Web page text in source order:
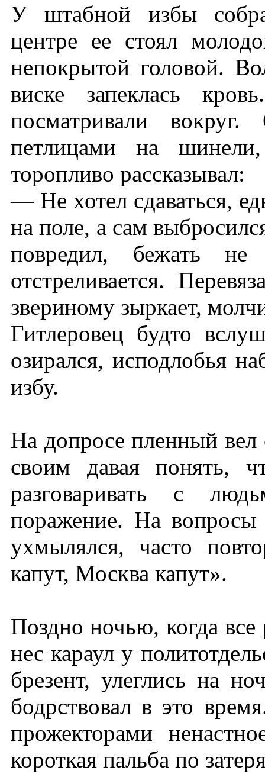
У штабной избы
центре ее стоял
непокрытой головой.
виске запеклась
посматривали
петлицами на
торопливо рассказывал:
— Не хотел сдаваться,
на поле, а сам
повредил, бежать
отстреливается.
звериному зыркает,
Гитлеровец будто
озирался, исподлобья
избу.
На допросе пленный
своим давая понять,
разговаривать с
поражение. На вопросы
ухмылялся, часто
капут, Москва капут».
Поздно ночью, когда
нес караул у
брезент, улеглись на
бодрствовал в это
прожекторами
короткая пальба по